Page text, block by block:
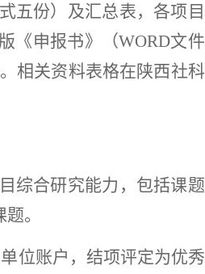
五份） 及汇总表，各项
《申报书》
（WORD文
相关资料表格在陕西社
综合研究能力，包括课
。
位账户，结项评定为优